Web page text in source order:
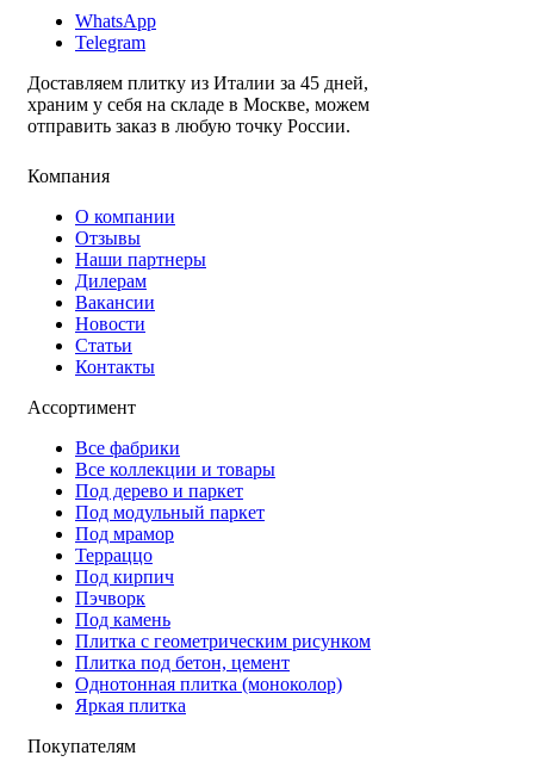
WhatsApp
Telegram
Доставляем плитку из Италии за 45 дней,
храним у себя на складе в Москве, можем
отправить заказ в любую точку России.
Компания
О компании
Отзывы
Наши партнеры
Дилерам
Вакансии
Новости
Статьи
Контакты
Ассортимент
Все фабрики
Все коллекции и товары
Под дерево и паркет
Под модульный паркет
Под мрамор
Терраццо
Под кирпич
Пэчворк
Под камень
Плитка с геометрическим рисунком
Плитка под бетон, цемент
Однотонная плитка (моноколор)
Яркая плитка
Покупателям